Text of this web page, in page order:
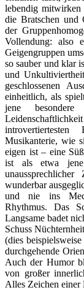
lebendig
die Bratschen und
der
Vollendung: also
Geigengruppen
so sauber und klar
und
geschlossenen
einheitlich, als
jene
Musikanterie, wie
eigen ist – eine
ist als etwa
wunderbar
und nie ins
Rhythmus. Das
Langsame badet
Schuss
(dies
durchgehende
Auch der Humor
von großer
Alles Zeichen